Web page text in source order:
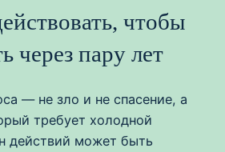
чтобы
через пару лет
— не зло и не спасение, а
требует холодной
действий может быть